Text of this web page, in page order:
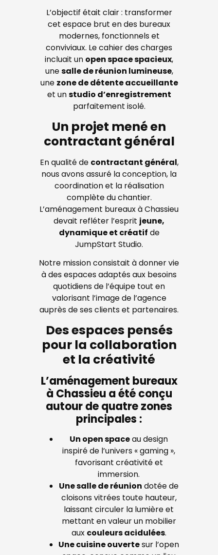
L’objectif était clair : transformer
cet espace brut en des bureaux
modernes, fonctionnels et
conviviaux. Le cahier des charges
incluait un open space spacieux,
unesalle de réunion lumineuse,
une zone de détente accueillante
et unstudio d’enregistrement
parfaitement isolé.
Un projet mené en
contractant général
En qualité de contractant général,
nous avons assuré la conception, la
coordination et la réalisation
complète du chantier.
L’aménagement bureaux à Chassieu
devait refléter l’esprit jeune,
dynamique et créatif de
JumpStart Studio.
Notre mission consistait à donner vie
à des espaces adaptés aux besoins
quotidiens de l’équipe tout en
valorisant l’image de l’agence
auprès de ses clients et partenaires.
Des espaces pensés
pour la collaboration
et la créativité
L’aménagement bureaux
à Chassieu a été conçu
autour de quatre zones
principales :
Un open spaceau design
inspiré de l’univers « gaming »,
favorisant créativité et
immersion.
Une salle de réunion dotée de
cloisons vitrées toute hauteur,
laissant circuler la lumière et
mettant en valeur un mobilier
aux couleurs acidulées.
Une cuisine ouvertesur l’open